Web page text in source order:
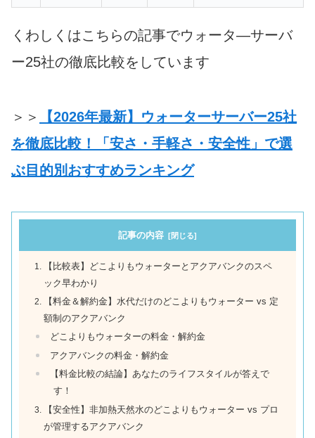
くわしくはこちらの記事でウォータ―サーバ
ー25社の徹底比較をしています
＞＞
【2026年最新】ウォーターサーバー25社
を徹底比較！「安さ・手軽さ・安全性」で選
ぶ目的別おすすめランキング
記事の内容
【比較表】どこよりもウォーターとアクアバンクのスペ
ック早わかり
【料金＆解約金】水代だけのどこよりもウォーター vs 定
額制のアクアバンク
どこよりもウォーターの料金・解約金
アクアバンクの料金・解約金
【料金比較の結論】あなたのライフスタイルが答えで
す！
【安全性】非加熱天然水のどこよりもウォーター vs プロ
が管理するアクアバンク